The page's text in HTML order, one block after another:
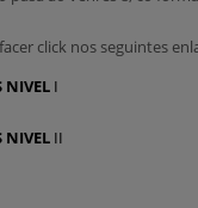
click nos seguintes
NIVEL I
NIVEL II